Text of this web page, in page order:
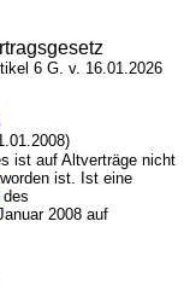
6 G. v. 16.01.2026
ist auf Altverträge nicht
ist. Ist eine
des
2008 auf